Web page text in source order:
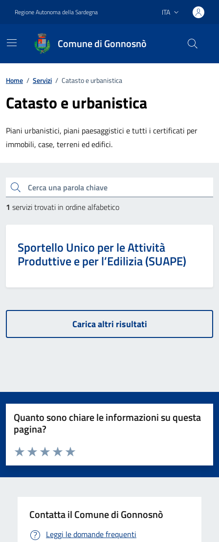
Regione Autonoma della Sardegna Lingua attiva:
ITA
Comune di Gonnosnò
Home / Servizi / Catasto e urbanistica
Catasto e urbanistica
Piani urbanistici, piani paesaggistici e tutti i certificati per
immobili, case, terreni ed edifici.
Cerca una parola chiave
1 servizi trovati in ordine alfabetico
Categoria:
Sportello Unico per le Attività
Produttive e per l’Edilizia (SUAPE)
Carica altri risultati
Quanto sono chiare le informazioni su questa
pagina?
Valuta da 1 a 5 stelle la pagina
Valuta 5 stelle su 5
Valuta 4 stelle su 5
Valuta 3 stelle su 5
Valuta 2 stelle su 5
Valuta 1 stelle su 5
Contatta il Comune di Gonnosnò
Leggi le domande frequenti